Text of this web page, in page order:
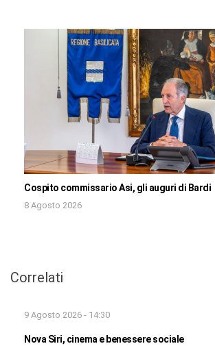
Cospito commissario Asi, gli auguri di Bardi
8 Agosto 2026
Correlati
9 Agosto 2026 - 14:30
Nova Siri, cinema e benessere sociale